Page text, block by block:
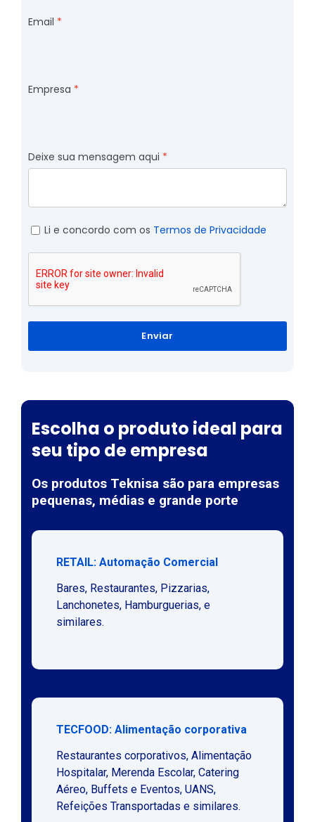
Email
Empresa
Deixe sua mensagem aqui
Li e concordo com os Termos de Privacidade
Enviar
Escolha o produto ideal para
seu tipo de empresa
Os produtos Teknisa são para empresas
pequenas, médias e grande porte
RETAIL: Automação Comercial
Bares, Restaurantes, Pizzarias,
Lanchonetes, Hamburguerias, e
similares.
TECFOOD: Alimentação corporativa
Restaurantes corporativos, Alimentação
Hospitalar, Merenda Escolar, Catering
Aéreo, Buffets e Eventos, UANS,
Refeições Transportadas e similares.